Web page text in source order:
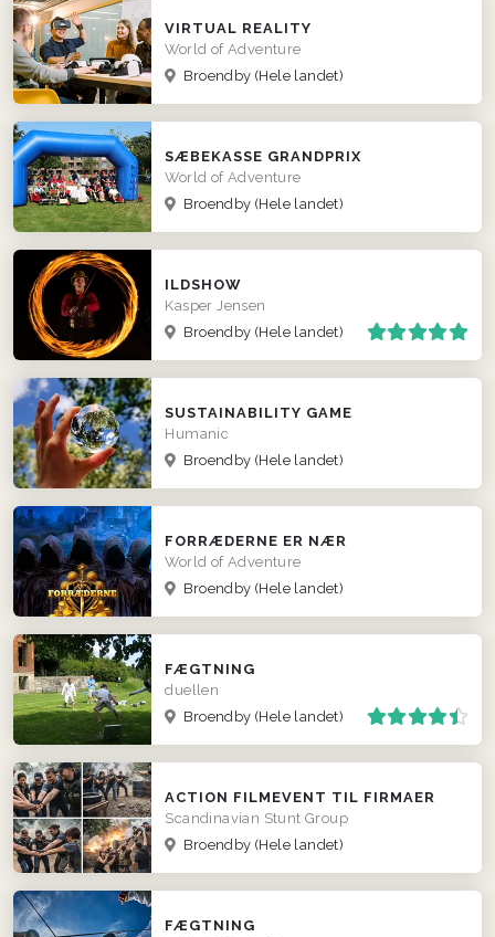
VIRTUAL REALITY
World of Adventure
Broendby (Hele landet)
SÆBEKASSE GRANDPRIX
World of Adventure
Broendby (Hele landet)
ILDSHOW
Kasper Jensen
Broendby (Hele landet)
SUSTAINABILITY GAME
Humanic
Broendby (Hele landet)
FORRÆDERNE ER NÆR
World of Adventure
Broendby (Hele landet)
FÆGTNING
duellen
Broendby (Hele landet)
ACTION FILMEVENT TIL FIRMAER
Scandinavian Stunt Group
Broendby (Hele landet)
FÆGTNING